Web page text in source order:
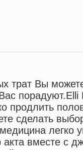
трат Вы
порадуют.Elli
продлить
сделать
легко
акта вместе с